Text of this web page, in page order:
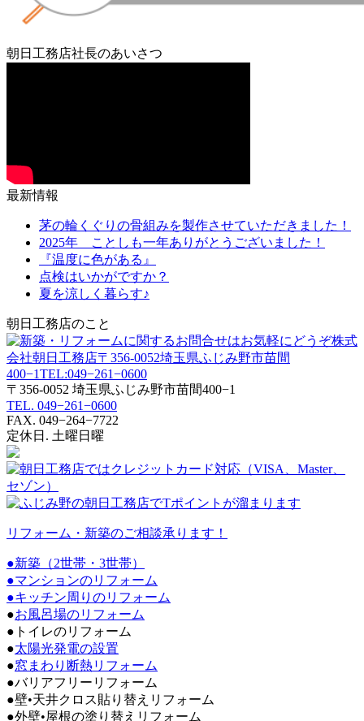
朝日工務店社長のあいさつ
最新情報
茅の輪くぐりの骨組みを製作させていただきました！
2025年 ことしも一年ありがとうございました！
『温度に色がある』
点検はいかがですか？
夏を涼しく暮らす♪
朝日工務店のこと
〒356-0052 埼玉県ふじみ野市苗間400−1
TEL. 049−261−0600
FAX. 049−264−7722
定休日. 土曜日曜
リフォーム・新築のご相談承ります！
●新築（2世帯・3世帯）
●マンションのリフォーム
●キッチン周りのリフォーム
●お風呂場のリフォーム
●トイレのリフォーム
●太陽光発電の設置
●窓まわり断熱リフォーム
●バリアフリーリフォーム
●壁•天井クロス貼り替えリフォーム
●外壁•屋根の塗り替えリフォーム